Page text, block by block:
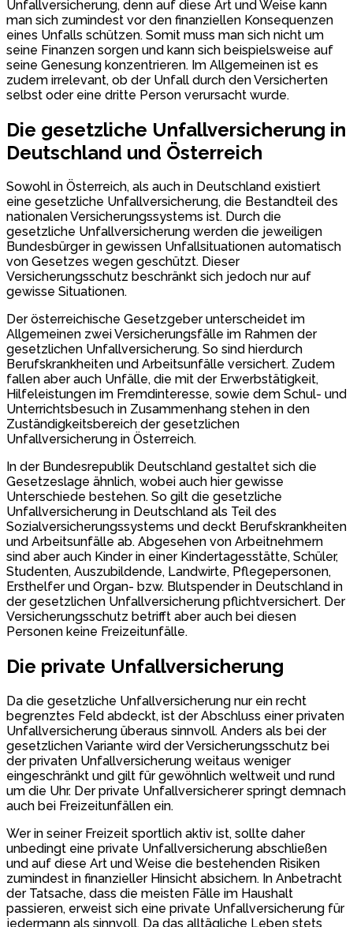
Unfallversicherung, denn auf diese Art und Weise kann
man sich zumindest vor den finanziellen Konsequenzen
eines Unfalls schützen. Somit muss man sich nicht um
seine Finanzen sorgen und kann sich beispielsweise auf
seine Genesung konzentrieren. Im Allgemeinen ist es
zudem irrelevant, ob der Unfall durch den Versicherten
selbst oder eine dritte Person verursacht wurde.
Die gesetzliche Unfallversicherung in
Deutschland und Österreich
Sowohl in Österreich, als auch in Deutschland existiert
eine gesetzliche Unfallversicherung, die Bestandteil des
nationalen Versicherungssystems ist. Durch die
gesetzliche Unfallversicherung werden die jeweiligen
Bundesbürger in gewissen Unfallsituationen automatisch
von Gesetzes wegen geschützt. Dieser
Versicherungsschutz beschränkt sich jedoch nur auf
gewisse Situationen.
Der österreichische Gesetzgeber unterscheidet im
Allgemeinen zwei Versicherungsfälle im Rahmen der
gesetzlichen Unfallversicherung. So sind hierdurch
Berufskrankheiten und Arbeitsunfälle versichert. Zudem
fallen aber auch Unfälle, die mit der Erwerbstätigkeit,
Hilfeleistungen im Fremdinteresse, sowie dem Schul- und
Unterrichtsbesuch in Zusammenhang stehen in den
Zuständigkeitsbereich der gesetzlichen
Unfallversicherung in Österreich.
In der Bundesrepublik Deutschland gestaltet sich die
Gesetzeslage ähnlich, wobei auch hier gewisse
Unterschiede bestehen. So gilt die gesetzliche
Unfallversicherung in Deutschland als Teil des
Sozialversicherungssystems und deckt Berufskrankheiten
und Arbeitsunfälle ab. Abgesehen von Arbeitnehmern
sind aber auch Kinder in einer Kindertagesstätte, Schüler,
Studenten, Auszubildende, Landwirte, Pflegepersonen,
Ersthelfer und Organ- bzw. Blutspender in Deutschland in
der gesetzlichen Unfallversicherung pflichtversichert. Der
Versicherungsschutz betrifft aber auch bei diesen
Personen keine Freizeitunfälle.
Die private Unfallversicherung
Da die gesetzliche Unfallversicherung nur ein recht
begrenztes Feld abdeckt, ist der Abschluss einer privaten
Unfallversicherung überaus sinnvoll. Anders als bei der
gesetzlichen Variante wird der Versicherungsschutz bei
der privaten Unfallversicherung weitaus weniger
eingeschränkt und gilt für gewöhnlich weltweit und rund
um die Uhr. Der private Unfallversicherer springt demnach
auch bei Freizeitunfällen ein.
Wer in seiner Freizeit sportlich aktiv ist, sollte daher
unbedingt eine private Unfallversicherung abschließen
und auf diese Art und Weise die bestehenden Risiken
zumindest in finanzieller Hinsicht absichern. In Anbetracht
der Tatsache, dass die meisten Fälle im Haushalt
passieren, erweist sich eine private Unfallversicherung für
jedermann als sinnvoll. Da das alltägliche Leben stets